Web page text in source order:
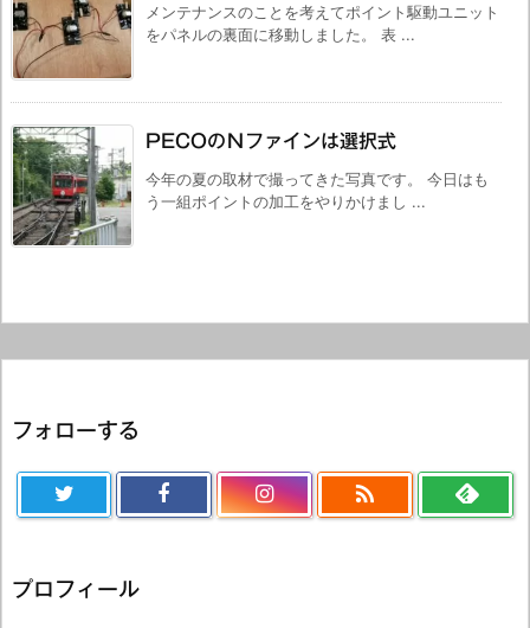
メンテナンスのことを考えてポイント駆動ユニット
をパネルの裏面に移動しました。 表 ...
PECOのＮファインは選択式
今年の夏の取材で撮ってきた写真です。 今日はも
う一組ポイントの加工をやりかけまし ...
フォローする

プロフィール